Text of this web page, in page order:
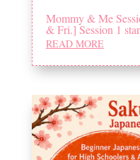
Mommy & Me
& Fri.] Session 1
READ MORE